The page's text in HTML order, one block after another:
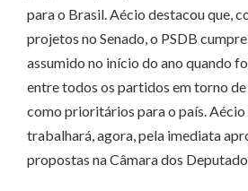
para o Brasil. Aécio destacou que,
projetos no Senado, o PSDB
assumido no início do ano quando
entre todos os partidos em torno
como prioritários para o país.
trabalhará, agora, pela imediata
propostas na Câmara dos